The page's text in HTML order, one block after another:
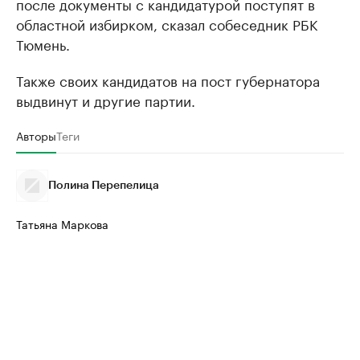
областной избирком, сказал собеседник РБК
Тюмень.
Также своих кандидатов на пост губернатора
выдвинут и другие партии.
АвторыТеги
Полина Перепелица
Татьяна Маркова